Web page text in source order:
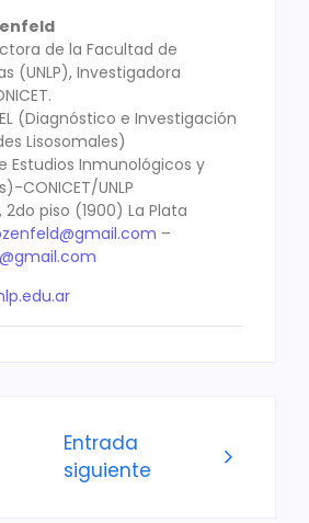
de la Facultad de
(UNLP), Investigadora
(Diagnóstico e Investigación
Lisosomales)
Estudios Inmunológicos y
CONICET/UNLP
2do piso (1900) La Plata
–
Entrada
siguiente